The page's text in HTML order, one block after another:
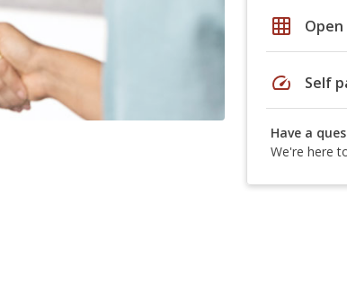
grid_on
speed Self
Have a
We're here